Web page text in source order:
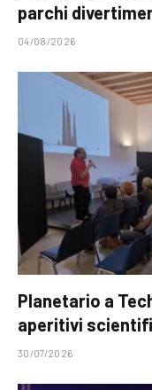
parchi
04/08/2026
Planetario a
aperitivi
30/07/2026